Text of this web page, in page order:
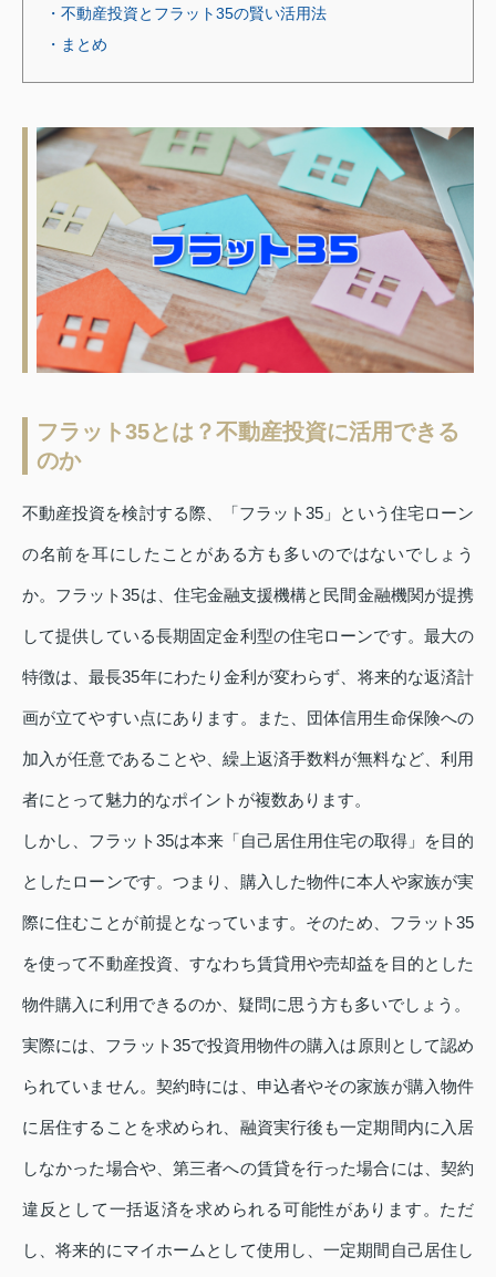
・不動産投資とフラット35の賢い活用法
・まとめ
フラット35とは？不動産投資に活用できる
のか
不動産投資を検討する際、「フラット35」という住宅ローン
の名前を耳にしたことがある方も多いのではないでしょう
か。フラット35は、住宅金融支援機構と民間金融機関が提携
して提供している長期固定金利型の住宅ローンです。最大の
特徴は、最長35年にわたり金利が変わらず、将来的な返済計
画が立てやすい点にあります。また、団体信用生命保険への
加入が任意であることや、繰上返済手数料が無料など、利用
者にとって魅力的なポイントが複数あります。
しかし、フラット35は本来「自己居住用住宅の取得」を目的
としたローンです。つまり、購入した物件に本人や家族が実
際に住むことが前提となっています。そのため、フラット35
を使って不動産投資、すなわち賃貸用や売却益を目的とした
物件購入に利用できるのか、疑問に思う方も多いでしょう。
実際には、フラット35で投資用物件の購入は原則として認め
られていません。契約時には、申込者やその家族が購入物件
に居住することを求められ、融資実行後も一定期間内に入居
しなかった場合や、第三者への賃貸を行った場合には、契約
違反として一括返済を求められる可能性があります。ただ
し、将来的にマイホームとして使用し、一定期間自己居住し